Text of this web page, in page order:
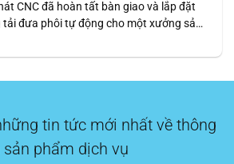
CNC đã hoàn tất bàn giao và lắp đặt
tải đưa phôi tự động cho một xưởng sản
giúp tối ưu hóa quy trình ép phôi gỗ,
tin tức mới nhất về thông
sản phẩm dịch vụ